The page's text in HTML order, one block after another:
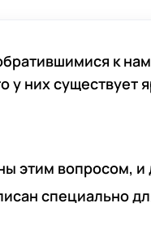
зрения в Ульяновске
офтальмология
зрения после 45 лет
к
у них
этим вопросом,
специально